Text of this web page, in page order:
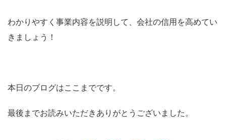
わかりやすく事業内容を説明して、会社の信用を高めてい
きましょう！
本日のブログはここまでです。
最後までお読みいただきありがとうございました。